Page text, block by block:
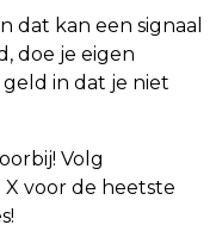
dat kan een signaal
doe je eigen
in dat je niet
Volg
voor de heetste